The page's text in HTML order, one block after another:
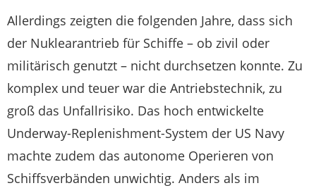
Allerdings zeigten die folgenden Jahre, dass sich
der Nuklearantrieb für Schiffe – ob zivil oder
militärisch genutzt – nicht durchsetzen konnte. Zu
komplex und teuer war die Antriebstechnik, zu
groß das Unfallrisiko. Das hoch entwickelte
Underway-Replenishment-System der US Navy
machte zudem das autonome Operieren von
Schiffsverbänden unwichtig. Anders als im